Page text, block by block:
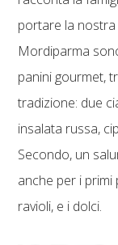
portare la nostra
Mordiparma
panini gourmet,
tradizione: due
insalata russa,
Secondo, un
anche per i primi
ravioli, e i dolci.